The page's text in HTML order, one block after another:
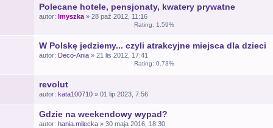
Polecane hotele, pensjonaty, kwatery prywatne
autor: lmyszka » 28 paź 2012, 11:16
Rating: 1.59%
W Polskę jedziemy... czyli atrakcyjne miejsca dla dzieci
autor: Deco-Ania » 21 lis 2012, 17:41
Rating: 0.73%
revolut
autor: kata100710 » 01 lip 2023, 7:56
Gdzie na weekendowy wypad?
autor: hania.milecka » 30 maja 2016, 18:30